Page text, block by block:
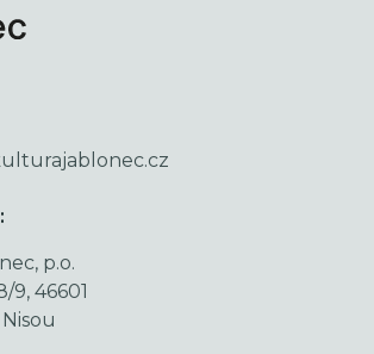
p.o.
9, 46601